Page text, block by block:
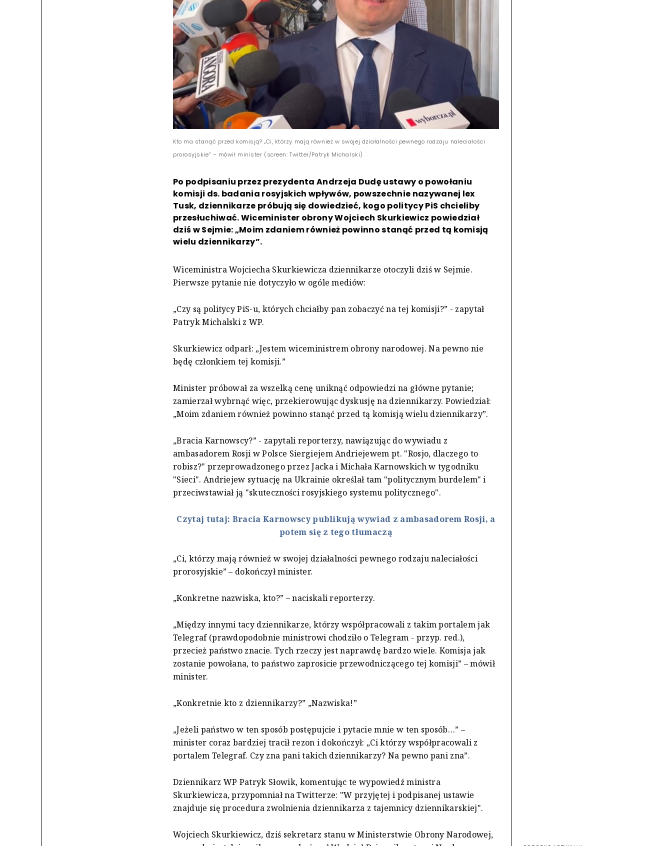
Kto ma stanąć przed komisją? „Ci, którzy mają również w swojej działalności pewnego rodzaju naleciałości
prorosyjskie” – mówił minister (screen: Twitter/Patryk Michalski)
Po podpisaniu przez prezydenta Andrzeja Dudę ustawy o powołaniu
komisji ds. badania rosyjskich wpływów, powszechnie nazywanej lex
Tusk, dziennikarze próbują się dowiedzieć, kogo politycy PiS chcieliby
przesłuchiwać. Wiceminister obrony Wojciech Skurkiewicz powiedział
dziś w Sejmie: „Moim zdaniem również powinno stanąć przed tą komisją
wielu dziennikarzy”.
Wiceministra Wojciecha Skurkiewicza dziennikarze otoczyli dziś w Sejmie.
Pierwsze pytanie nie dotyczyło w ogóle mediów:
„Czy są politycy PiS-u, których chciałby pan zobaczyć na tej komisji?” - zapytał
Patryk Michalski z WP.
Skurkiewicz odparł: „Jestem wiceministrem obrony narodowej. Na pewno nie
będę członkiem tej komisji.”
Minister próbował za wszelką cenę uniknąć odpowiedzi na główne pytanie;
zamierzał wybrnąć więc, przekierowując dyskusję na dziennikarzy. Powiedział:
„Moim zdaniem również powinno stanąć przed tą komisją wielu dziennikarzy”.
„Bracia Karnowscy?” - zapytali reporterzy, nawiązując do wywiadu z
ambasadorem Rosji w Polsce Siergiejem Andriejewem pt. "Rosjo, dlaczego to
robisz?" przeprowadzonego przez Jacka i Michała Karnowskich w tygodniku
"Sieci". Andriejew sytuację na Ukrainie określał tam "politycznym burdelem" i
przeciwstawiał ją "skuteczności rosyjskiego systemu politycznego".
Czytaj tutaj: Bracia Karnowscy publikują wywiad z ambasadorem Rosji, a
potem się z tego tłumaczą
„Ci, którzy mają również w swojej działalności pewnego rodzaju naleciałości
prorosyjskie” – dokończył minister.
„Konkretne nazwiska, kto?” – naciskali reporterzy.
„Między innymi tacy dziennikarze, którzy współpracowali z takim portalem jak
Telegraf (prawdopodobnie ministrowi chodziło o Telegram - przyp. red.),
przecież państwo znacie. Tych rzeczy jest naprawdę bardzo wiele. Komisja jak
zostanie powołana, to państwo zaprosicie przewodniczącego tej komisji” – mówił
minister.
„Konkretnie kto z dziennikarzy?” „Nazwiska!”
„Jeżeli państwo w ten sposób postępujcie i pytacie mnie w ten sposób…” –
minister coraz bardziej tracił rezon i dokończył: „Ci którzy współpracowali z
portalem Telegraf. Czy zna pani takich dziennikarzy? Na pewno pani zna”.
Dziennikarz WP Patryk Słowik, komentując te wypowiedź ministra
Skurkiewicza, przypomniał na Twitterze: "W przyjętej i podpisanej ustawie
znajduje się procedura zwolnienia dziennikarza z tajemnicy dziennikarskiej".
Wojciech Skurkiewicz, dziś sekretarz stanu w Ministerstwie Obrony Narodowej,